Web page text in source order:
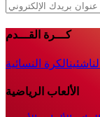
كـــرة القـــدم
الكرة النسائية
الألعاب الرياضية